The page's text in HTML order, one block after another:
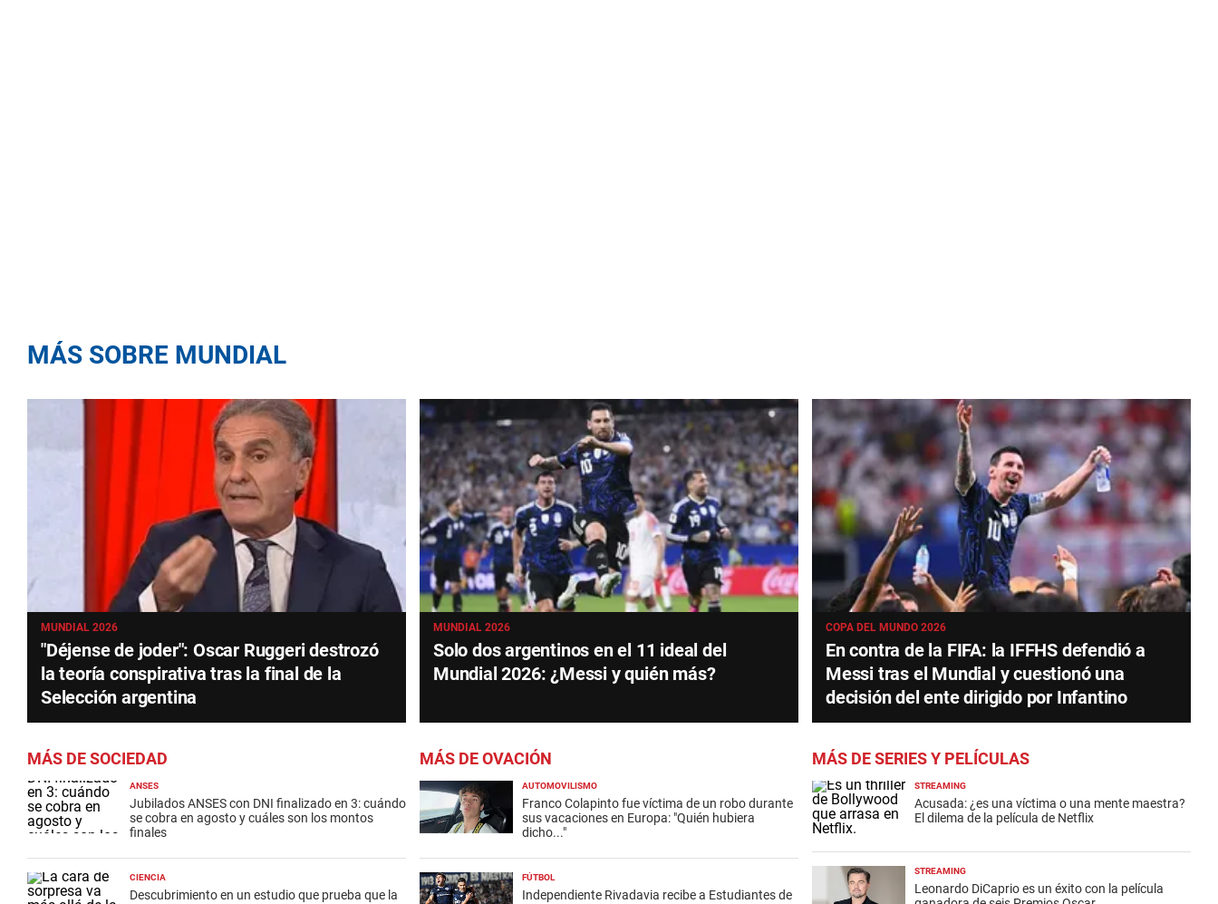
MÁS SOBRE MUNDIAL
MUNDIAL 2026
"Déjense de joder": Oscar Ruggeri destrozó
la teoría conspirativa tras la final de la
Selección argentina
MUNDIAL 2026
Solo dos argentinos en el 11 ideal del
Mundial 2026: ¿Messi y quién más?
COPA DEL MUNDO 2026
En contra de la FIFA: la IFFHS defendió a
Messi tras el Mundial y cuestionó una
decisión del ente dirigido por Infantino
MÁS DE SOCIEDAD
ANSES
Jubilados ANSES con DNI finalizado en 3: cuándo
se cobra en agosto y cuáles son los montos
finales
CIENCIA
Descubrimiento en un estudio que prueba que la
MÁS DE OVACIÓN
AUTOMOVILISMO
Franco Colapinto fue víctima de un robo durante
sus vacaciones en Europa: "Quién hubiera
dicho..."
FÚTBOL
Independiente Rivadavia recibe a Estudiantes de
MÁS DE SERIES Y PELÍCULAS
STREAMING
Acusada: ¿es una víctima o una mente maestra?
El dilema de la película de Netflix
STREAMING
Leonardo DiCaprio es un éxito con la película